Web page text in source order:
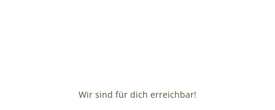
Wir sind für dich erreichbar!